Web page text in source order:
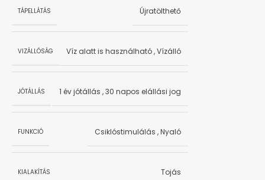
TÁPELLÁTÁS Újratölthető
VIZÁLLÓSÁG Víz alatt is használható,Vízálló
JÓTÁLLÁS 1 év jótállás ,30 napos elállási jog
FUNKCIÓ Csiklóstimulálás ,Nyaló
KIALAKÍTÁS Tojás